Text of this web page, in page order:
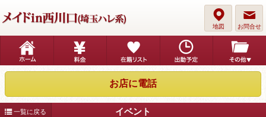
お問合せ
地図
お店に電話
イベント
一覧に戻る